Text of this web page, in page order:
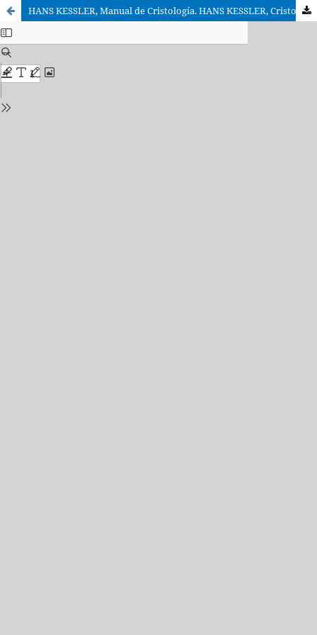
HANS KESSLER, Manual de Cristología. HANS KESSLER, Cristologia